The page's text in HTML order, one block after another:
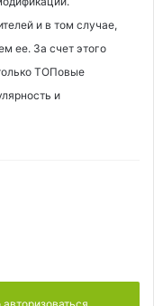
и в том случае,
ее. За счет этого
ТОПовые
и